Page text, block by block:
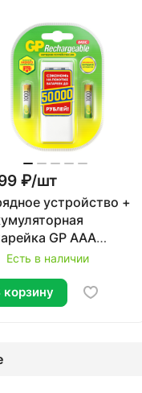
₽/шт
устройство +
GP ААА
1000 мАч, 2шт +
Есть в наличии
корзину